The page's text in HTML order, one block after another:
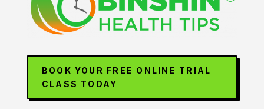
BOOK YOUR FREE ONLINE TRIAL
CLASS TODAY